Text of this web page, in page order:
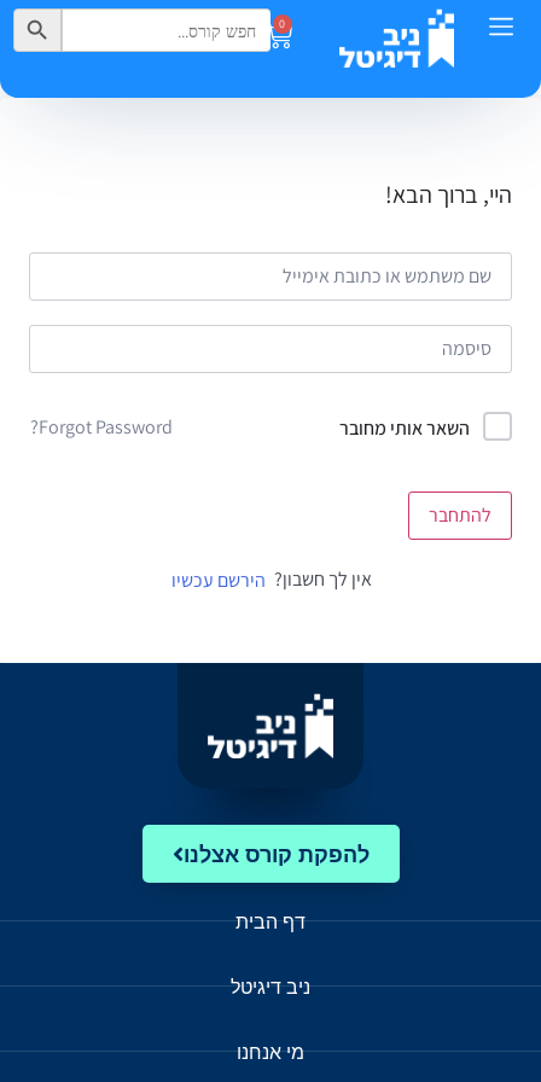
0
Search
for:
Search Button
היי, ברוך הבא!
השאר אותי מחובר Forgot Password?
להתחבר
אין לך חשבון? הירשם עכשיו
להפקת קורס אצלנו
דף הבית
ניב דיגיטל
מי אנחנו